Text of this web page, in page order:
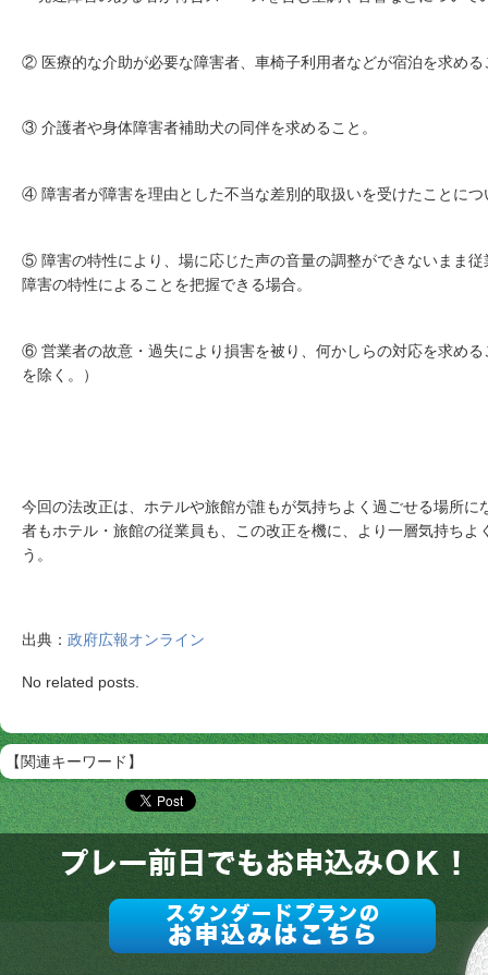
② 医療的な介助が必要な障害者、車椅子利用者などが宿泊を求める
③ 介護者や身体障害者補助犬の同伴を求めること。
④ 障害者が障害を理由とした不当な差別的取扱いを受けたことに
⑤ 障害の特性により、場に応じた声の音量の調整ができないまま
障害の特性によることを把握できる場合。
⑥ 営業者の故意・過失により損害を被り、何かしらの対応を求め
を除く。）
今回の法改正は、ホテルや旅館が誰もが気持ちよく過ごせる場所に
者もホテル・旅館の従業員も、この改正を機に、より一層気持ちよ
う。
出典： 政府広報オンライン
No related posts.
【関連キーワード】